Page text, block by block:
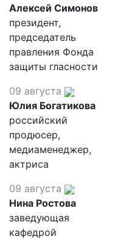
Алексей Симонов
президент,
председатель
правления Фонда
защиты гласности
09 августа
Юлия Богатикова
российский
продюсер,
медиаменеджер,
актриса
09 августа
Нина Ростова
заведующая
кафедрой